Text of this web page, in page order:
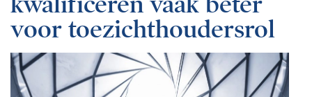
voor toezichthoudersrol